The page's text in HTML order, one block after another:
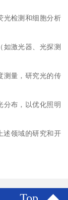
光检测和细胞分析
激光器、光探测
测量，研究光的传
布，以优化照明
述领域的研究和开